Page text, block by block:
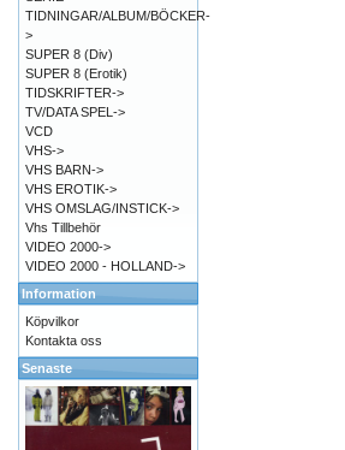
TIDNINGAR/ALBUM/BÖCKER-
>
SUPER 8 (Div)
SUPER 8 (Erotik)
TIDSKRIFTER->
TV/DATA SPEL->
VCD
VHS->
VHS BARN->
VHS EROTIK->
VHS OMSLAG/INSTICK->
Vhs Tillbehör
VIDEO 2000->
VIDEO 2000 - HOLLAND->
Information
Köpvilkor
Kontakta oss
Senaste